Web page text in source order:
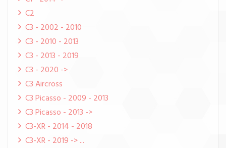
C2
C3 - 2002 - 2010
C3 - 2010 - 2013
C3 - 2013 - 2019
C3 - 2020 ->
C3 Aircross
C3 Picasso - 2009 - 2013
C3 Picasso - 2013 ->
C3-XR - 2014 - 2018
C3-XR - 2019 -> ...